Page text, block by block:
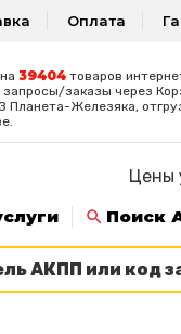
Оплата
39404товаров
заказы через
Планета-Железяка,
Цены
Поиск